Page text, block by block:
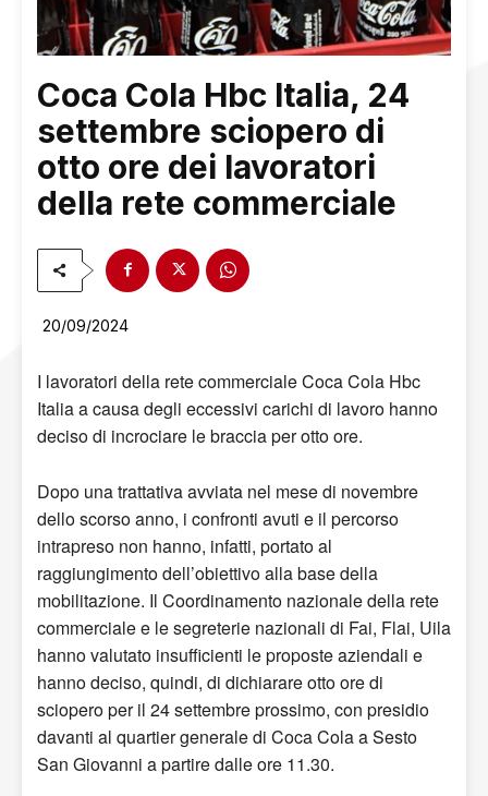
Coca Cola Hbc Italia, 24
settembre sciopero di
otto ore dei lavoratori
della rete commerciale
20/09/2024
I lavoratori della rete commerciale Coca Cola Hbc
Italia a causa degli eccessivi carichi di lavoro hanno
deciso di incrociare le braccia per otto ore.
Dopo una trattativa avviata nel mese di novembre
dello scorso anno, i confronti avuti e il percorso
intrapreso non hanno, infatti, portato al
raggiungimento dell’obiettivo alla base della
mobilitazione. Il Coordinamento nazionale della rete
commerciale e le segreterie nazionali di Fai, Flai, Uila
hanno valutato insufficienti le proposte aziendali e
hanno deciso, quindi, di dichiarare otto ore di
sciopero per il 24 settembre prossimo, con presidio
davanti al quartier generale di Coca Cola a Sesto
San Giovanni a partire dalle ore 11.30.